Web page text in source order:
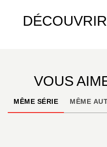
VOUS
MÊME SÉRIE MÊME